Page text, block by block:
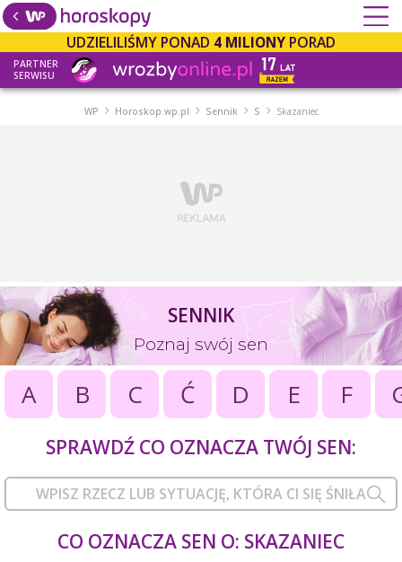
UDZIELILIŚMY PONAD 4 MILIONY PORAD
PARTNER
SERWISU
WP Horoskop.wp.pl Sennik S Skazaniec
SENNIK
Poznaj swój sen
A B C Ć D E F
SPRAWDŹ CO OZNACZA TWÓJ SEN:
CO OZNACZA SEN O: SKAZANIEC